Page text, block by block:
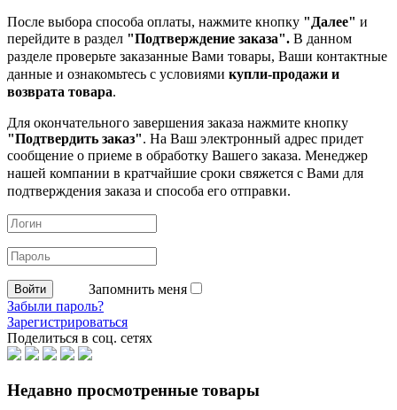
После выбора способа оплаты, нажмите кнопку "Далее" и
перейдите в раздел "Подтверждение заказа". В данном
разделе проверьте заказанные Вами товары, Ваши контактные
данные и ознакомьтесь с условиями купли-продажи и
возврата товара.
Для окончательного завершения заказа нажмите кнопку
"Подтвердить заказ". На Ваш электронный адрес придет
сообщение о приеме в обработку Вашего заказа. Менеджер
нашей компании в кратчайшие сроки свяжется с Вами для
подтверждения заказа и способа его отправки.
Запомнить меня
Забыли пароль?
Зарегистрироваться
Поделиться в соц. сетях
Недавно просмотренные товары